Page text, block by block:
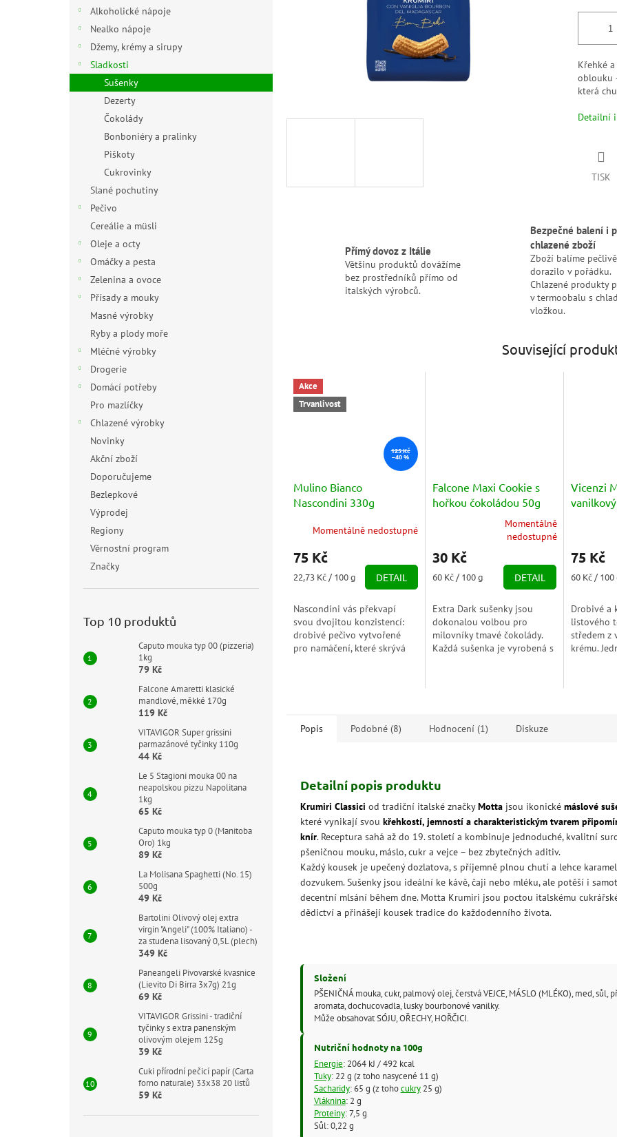
Alkoholické nápoje
Nealko nápoje
Džemy, krémy a sirupy
Sladkosti
Sušenky
Dezerty
Čokolády
Bonboniéry a pralinky
Piškoty
Cukrovinky
Slané pochutiny
Pečivo
Cereálie a müsli
Oleje a octy
Omáčky a pesta
Zelenina a ovoce
Přísady a mouky
Masné výrobky
Ryby a plody moře
Mléčné výrobky
Drogerie
Domácí potřeby
Pro mazlíčky
Chlazené výrobky
Novinky
Akční zboží
Doporučujeme
Bezlepkové
Výprodej
Regiony
Věrnostní program
Značky
Top 10 produktů
Caputo mouka typ 00 (pizzeria)
1kg
79 Kč
Falcone Amaretti klasické
mandlové, měkké 170g
119 Kč
VITAVIGOR Super grissini
parmazánové tyčinky 110g
44 Kč
Le 5 Stagioni mouka 00 na
neapolskou pizzu Napolitana
1kg
65 Kč
Caputo mouka typ 0 (Manitoba
Oro) 1kg
89 Kč
La Molisana Spaghetti (No. 15)
500g
49 Kč
Bartolini Olivový olej extra
virgin "Angeli" (100% Italiano) -
za studena lisovaný 0,5L (plech)
349 Kč
Paneangeli Pivovarské kvasnice
(Lievito Di Birra 3x7g) 21g
69 Kč
VITAVIGOR Grissini - tradiční
tyčinky s extra panenským
olivovým olejem 125g
39 Kč
Cuki přírodní pečicí papír (Carta
forno naturale) 33x38 20 listů
59 Kč
Křehké
oblouku
která
Detailní
TISK
Přímý dovoz z Itálie
Většinu produktů dovážíme
bez prostředníků přímo od
italských výrobců.
Bezpečné balení i
chlazené zboží
Zboží balíme
dorazilo v pořádku.
Chlazené produkty
v termoobalu s
vložkou.
Související
Akce
Trvanlivost
125 Kč
–40 %
Mulino Bianco
Nascondini 330g
Momentálně nedostupné
75 Kč
Měrná
22,73 Kč / 100 g DETAIL
Nascondini vás překvapí
svou dvojitou konzistencí:
drobivé pečivo vytvořené
pro namáčení, které skrývá
Falcone Maxi Cookie s
hořkou čokoládou 50g
produktu
5,0
5
hvězdiček.
Momentálně
nedostupné
30 Kč
Měrná
60 Kč / 100 g DETAIL
Extra Dark sušenky jsou
dokonalou volbou pro
milovníky tmavé čokolády.
Každá sušenka je vyrobená s
Vicenzi
(crema
produktu
3,0
5
hvězdiček.
75 Kč
Měrná
60 Kč / 100
Drobivé a
listového
středem z
krému.
Popis
Podobné (8) Hodnocení (1) Diskuze
Detailní popis produktu
Krumiri Classici od tradiční italské značkyMottajsou ikonické máslové
které vynikají svou křehkostí, jemností a charakteristickým tvarem
knír. Receptura sahá až do 19. století a kombinuje jednoduché, kvalitní
pšeničnou mouku, máslo, cukr a vejce – bez zbytečných aditiv.
Každý kousek je upečený dozlatova, s příjemně plnou chutí a lehce
dozvukem. Sušenky jsou ideální ke kávě, čaji nebo mléku, ale potěší i
decentní mlsání během dne. Motta Krumiri jsou poctou italskému
dědictví a přinášejí kousek tradice do každodenního života.
Složení
PŠENIČNÁ mouka, cukr, palmový olej, čerstvá VEJCE, MÁSLO (MLÉKO), med, sůl,
aromata, dochucovadla, lusky bourbonové vanilky.
Může obsahovat SÓJU, OŘECHY, HOŘČICI.
Nutriční hodnoty na 100g
Energie: 2064 kJ / 492 kcal
Tuky: 22 g (z toho nasycené 11 g)
Sacharidy: 65 g (z tohocukry25 g)
Vláknina: 2 g
Proteiny: 7,5 g
Sůl: 0,22 g